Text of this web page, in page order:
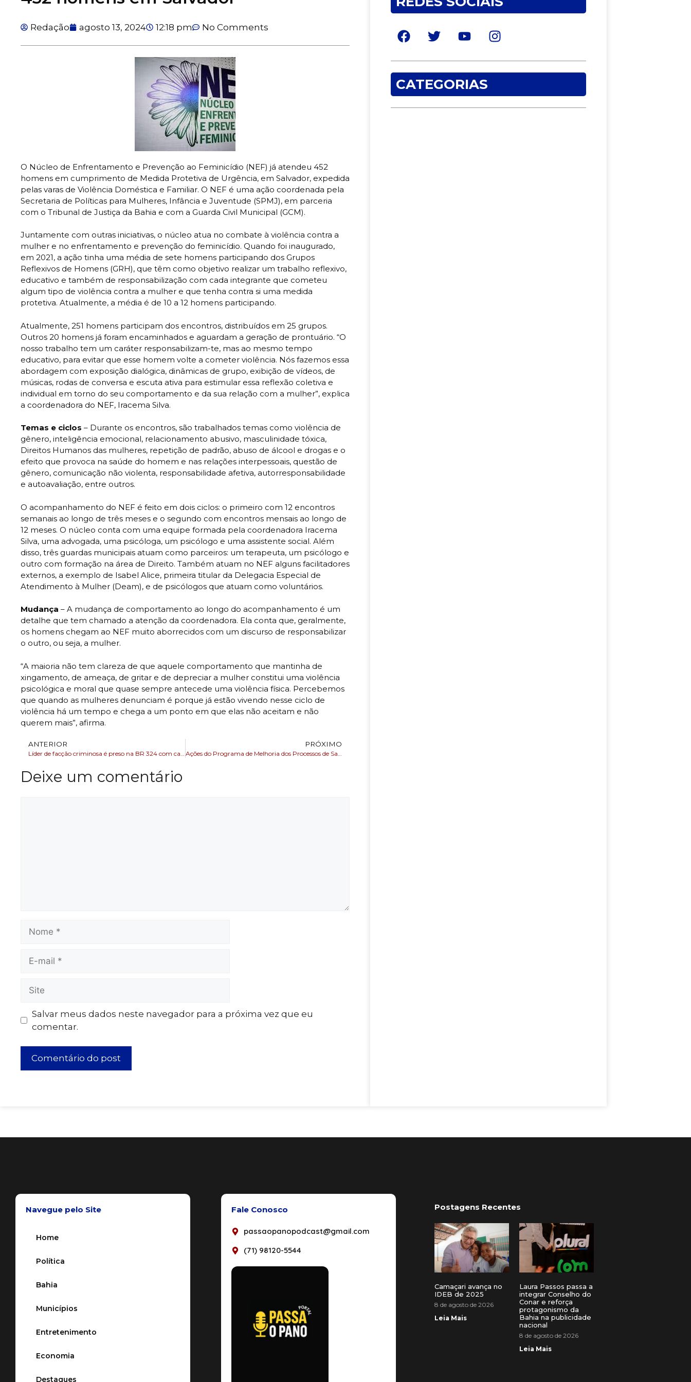
Redação agosto 13, 2024 12:18 pm No Comments
O Núcleo de Enfrentamento e Prevenção ao Feminicídio (NEF) já atendeu 452
homens em cumprimento de Medida Protetiva de Urgência, em Salvador, expedida
pelas varas de Violência Doméstica e Familiar. O NEF é uma ação coordenada pela
Secretaria de Políticas para Mulheres, Infância e Juventude (SPMJ), em parceria
com o Tribunal de Justiça da Bahia e com a Guarda Civil Municipal (GCM).
Juntamente com outras iniciativas, o núcleo atua no combate à violência contra a
mulher e no enfrentamento e prevenção do feminicídio. Quando foi inaugurado,
em 2021, a ação tinha uma média de sete homens participando dos Grupos
Reflexivos de Homens (GRH), que têm como objetivo realizar um trabalho reflexivo,
educativo e também de responsabilização com cada integrante que cometeu
algum tipo de violência contra a mulher e que tenha contra si uma medida
protetiva. Atualmente, a média é de 10 a 12 homens participando.
Atualmente, 251 homens participam dos encontros, distribuídos em 25 grupos.
Outros 20 homens já foram encaminhados e aguardam a geração de prontuário. “O
nosso trabalho tem um caráter responsabilizam-te, mas ao mesmo tempo
educativo, para evitar que esse homem volte a cometer violência. Nós fazemos essa
abordagem com exposição dialógica, dinâmicas de grupo, exibição de vídeos, de
músicas, rodas de conversa e escuta ativa para estimular essa reflexão coletiva e
individual em torno do seu comportamento e da sua relação com a mulher”, explica
a coordenadora do NEF, Iracema Silva.
Temas e ciclos – Durante os encontros, são trabalhados temas como violência de
gênero, inteligência emocional, relacionamento abusivo, masculinidade tóxica,
Direitos Humanos das mulheres, repetição de padrão, abuso de álcool e drogas e o
efeito que provoca na saúde do homem e nas relações interpessoais, questão de
gênero, comunicação não violenta, responsabilidade afetiva, autorresponsabilidade
e autoavaliação, entre outros.
O acompanhamento do NEF é feito em dois ciclos: o primeiro com 12 encontros
semanais ao longo de três meses e o segundo com encontros mensais ao longo de
12 meses. O núcleo conta com uma equipe formada pela coordenadora Iracema
Silva, uma advogada, uma psicóloga, um psicólogo e uma assistente social. Além
disso, três guardas municipais atuam como parceiros: um terapeuta, um psicólogo e
outro com formação na área de Direito. Também atuam no NEF alguns facilitadores
externos, a exemplo de Isabel Alice, primeira titular da Delegacia Especial de
Atendimento à Mulher (Deam), e de psicólogos que atuam como voluntários.
Mudança – A mudança de comportamento ao longo do acompanhamento é um
detalhe que tem chamado a atenção da coordenadora. Ela conta que, geralmente,
os homens chegam ao NEF muito aborrecidos com um discurso de responsabilizar
o outro, ou seja, a mulher.
“A maioria não tem clareza de que aquele comportamento que mantinha de
xingamento, de ameaça, de gritar e de depreciar a mulher constitui uma violência
psicológica e moral que quase sempre antecede uma violência física. Percebemos
que quando as mulheres denunciam é porque já estão vivendo nesse ciclo de
violência há um tempo e chega a um ponto em que elas não aceitam e não
querem mais”, afirma.
ANTERIOR PRÓXIMO
Deixe um comentário
Salvar meus dados neste navegador para a próxima vez que eu
comentar.
CATEGORIAS
Navegue pelo Site
Home
Política
Bahia
Municípios
Entretenimento
Economia
Destaques
Fale Conosco
passaopanopodcast@gmail.com
(71) 98120-5544
Postagens Recentes
Camaçari avança no
IDEB de 2025
8 de agosto de 2026
Leia Mais
Laura Passos passa a
integrar Conselho do
Conar e reforça
protagonismo da
Bahia na publicidade
nacional
8 de agosto de 2026
Leia Mais